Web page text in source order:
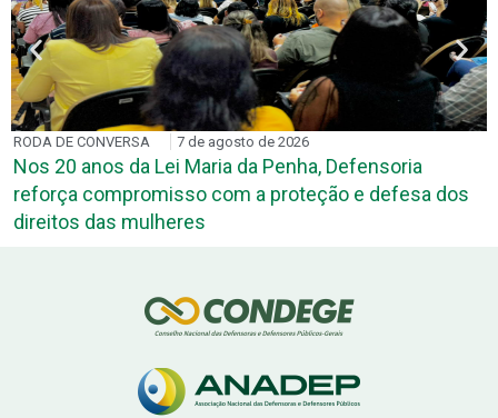
RODA DE CONVERSA 7 de agosto de 2026
Nos 20 anos da Lei Maria da Penha, Defensoria
reforça compromisso com a proteção e defesa dos
direitos das mulheres